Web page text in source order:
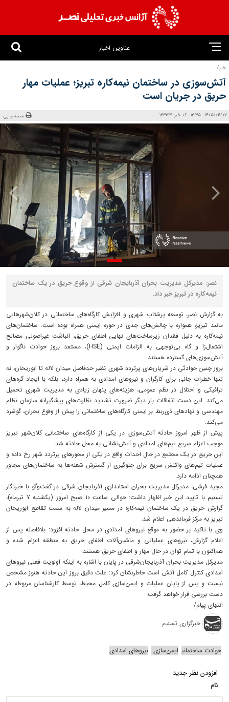
عناوین اخبار
خبر/
آتش‌سوزی در ساختمان نیمه‌کاره تبریز؛ عملیات مهار
حریق در جریان است
1405/04/07 - 12:35 - کد خبر: 163313 نسخه چاپی
نصر: مدیرکل مدیریت بحران آذربایجان‌ شرقی از وقوع حریق در یک ساختمان
نیمه‌کاره در تبریز خبر داد.
به گزارش نصر، توسعه پرشتاب شهری و افزایش کارگاه‌های ساختمانی در کلان‌شهرهایی
مانند تبریز، همواره با چالش‌های جدی در حوزه ایمنی همراه بوده است. ساختمان‌های
نیمه‌کاره به دلیل فقدان زیرساخت‌های نهایی اطفای حریق، انباشت غیراصولی مصالح
اشتعال‌زا و گاه بی‌توجهی به الزامات ایمنی (HSE)، مستعد بروز حوادث ناگوار و
آتش‌سوزی‌های گسترده هستند.
بروز چنین حوادثی در شریان‌های پرتردد شهری نظیر حدفاصل میدان لاله تا ابوریحان، نه
تنها خطرات جانی برای کارگران و نیروهای امدادی به همراه دارد، بلکه با ایجاد گره‌های
ترافیکی و اختلال در نظم عمومی، هزینه‌های پنهان زیادی به مدیریت شهری تحمیل
می‌کند. این دست اتفاقات بار دیگر ضرورت تشدید نظارت‌های پیشگیرانه سازمان نظام
مهندسی و نهادهای ذی‌ربط بر ایمنی کارگاه‌های ساختمانی را پیش از وقوع بحران، گوشزد
می‌کند.
پیش از ظهر امروز حادثه آتش‌سوزی در یکی از کارگاه‌های ساختمانی کلان‌شهر تبریز
موجب اعزام سریع تیم‌های امدادی و آتش‌نشانی به محل حادثه شد.
این حریق در یک مجتمع در حال احداث واقع در یکی از محورهای پرتردد شهر رخ داده و
عملیات تیم‌های واکنش سریع برای جلوگیری از گسترش شعله‌ها به ساختمان‌های مجاور
همچنان ادامه دارد.
مجید فرشی، مدیرکل مدیریت بحران استانداری آذربایجان شرقی در گفت‌وگو با خبرنگار
تسنیم با تایید این خبر اظهار داشت: حوالی ساعت 10 صبح امروز (یکشنبه 7 تیرماه)،
گزارش حریق در یک ساختمان نیمه‌کاره در مسیر میدان لاله به سمت تقاطع ابوریحان
تبریز به مرکز فرماندهی اعلام شد.
وی با تاکید بر حضور به موقع نیروهای امدادی در محل حادثه افزود: بلافاصله پس از
اعلام گزارش، نیروهای عملیاتی و ماشین‌آلات اطفای حریق به منطقه اعزام شده و
هم‌اکنون با تمام توان در حال مهار و اطفای حریق هستند.
مدیرکل مدیریت بحران آذربایجان‌شرقی در پایان با اشاره به اینکه اولویت فعلی نیروهای
امدادی کنترل کامل آتش است خاطرنشان کرد: علت دقیق بروز این حادثه هنوز مشخص
نیست و پس از پایان عملیات و ایمن‌سازی کامل محیط، توسط کارشناسان مربوطه در
دست بررسی قرار خواهد گرفت.
انتهای پیام/
خبرگزاری تسنیم
حوادث ساختمانی ایمن‌سازی نیروهای امدادی
افزودن نظر جدید
نام